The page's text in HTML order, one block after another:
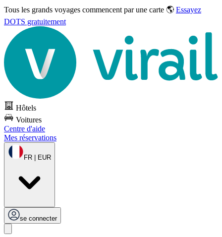
Tous les grands voyages commencent par une carte 🌎 Essayez
DOTS gratuitement
Hôtels
Voitures
Centre d'aide
Mes réservations
FR | EUR
se connecter